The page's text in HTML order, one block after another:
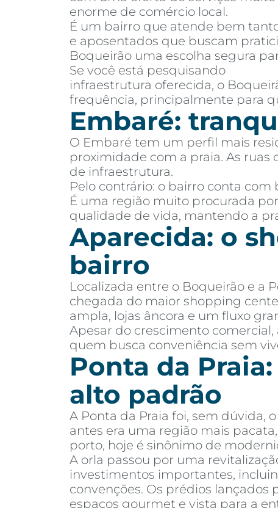
enorme de comércio local.
É um bairro que atende bem
e aposentados que buscam
Boqueirão uma escolha segura
Se você está pesquisando
infraestrutura oferecida, o
frequência, principalmente para
Embaré:
O Embaré tem um perfil mais
proximidade com a praia. As ruas
de infraestrutura.
Pelo contrário: o bairro conta com
É uma região muito procurada
qualidade de vida, mantendo a
Aparecida: o
bairro
Localizada entre o Boqueirão e a
chegada do maior shopping
ampla, lojas âncora e um fluxo
Apesar do crescimento
quem busca conveniência sem
Ponta da
alto padrão
A Ponta da Praia foi, sem dúvida,
antes era uma região mais
porto, hoje é sinônimo de
A orla passou por uma
investimentos importantes,
convenções. Os prédios
espaços gourmet e vista para a